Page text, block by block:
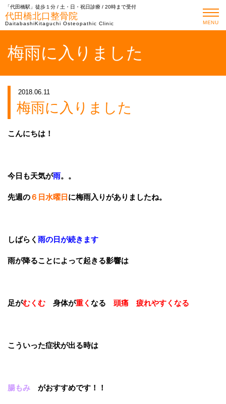
「代田橋駅」徒歩１分 / 土・日・祝日診療 / 20時まで受付
代田橋北口整骨院
DaitabashiKitaguchi Osteopathic Clinic MENU
梅雨に入りました
2018.06.11
梅雨に入りました
こんにちは！
今日も天気が雨。。
先週の６日水曜日 に梅雨入りがありましたね。
しばらく 雨の日が続きます
雨が降ることによって起きる影響は
足がむくむ 身体が重く なる 頭痛 疲れやすくなる
こういった症状が出る時は
腸もみ がおすすめです！！